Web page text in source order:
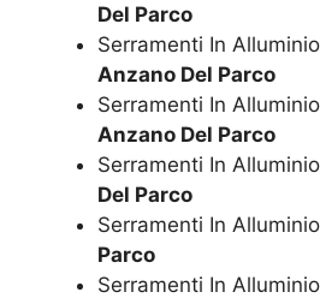
Del Parco
Serramenti In
Anzano Del Parco
Serramenti In
Anzano Del Parco
Serramenti In
Del Parco
Serramenti In
Parco
Serramenti In